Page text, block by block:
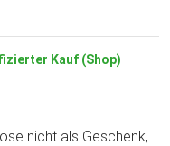
Kauf (Shop)
nicht als Geschenk,